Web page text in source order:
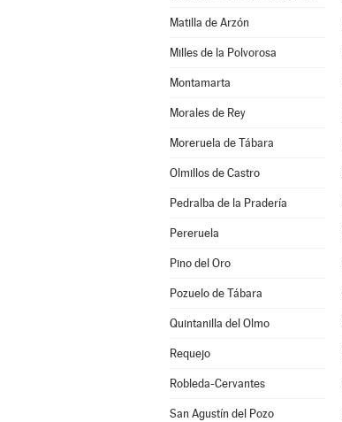
Matilla de Arzón
Milles de la Polvorosa
Montamarta
Morales de Rey
Moreruela de Tábara
Olmillos de Castro
Pedralba de la Pradería
Pereruela
Pino del Oro
Pozuelo de Tábara
Quintanilla del Olmo
Requejo
Robleda-Cervantes
San Agustín del Pozo